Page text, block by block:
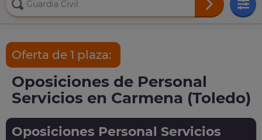
Oferta de 1 plaza:
Oposiciones de Personal
Servicios en Carmena (Toledo)
Oposiciones Personal Servicios